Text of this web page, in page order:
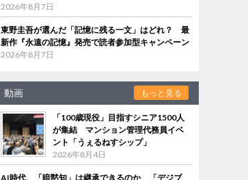
2026年8月7日
東野圭吾が選んだ「記憶に残る一文」はどれ？ 最
新作『永遠の記憶』発売で読者参加型キャンペーン
2026年8月7日
動画 もっと見る
「100歳現役」目指すシニア1500人
が集結 マンション管理代務員イベ
ント「うぇるねすシップ」
2026年8月4日
AI時代、「暗黙知」は継承できるのか 「デジブ